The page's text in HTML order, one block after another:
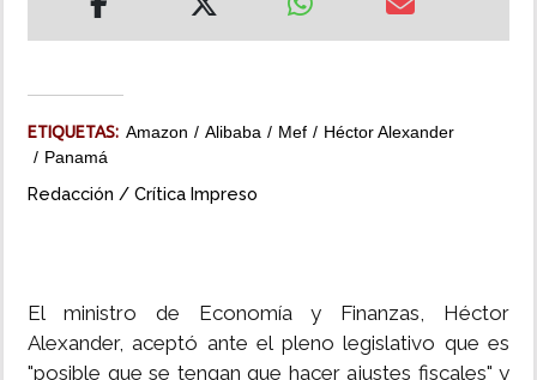
MULTIMEDIA
ETIQUETAS: Amazon Alibaba Mef
Héctor Alexander
Panamá
Redacción / Crítica Impreso
El ministro de Economía y Finanzas, Héctor
Alexander, aceptó ante el pleno legislativo que es
"posible que se tengan que hacer ajustes fiscales" y